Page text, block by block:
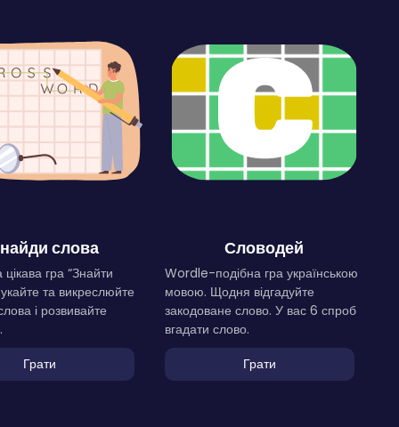
слова
гра “Знайти
та викреслюйте
і розвивайте
Грати
Словодей
Wordle-подібна гра українською
мовою. Щодня відгадуйте
закодоване слово. У вас 6 спроб
вгадати слово.
Грати